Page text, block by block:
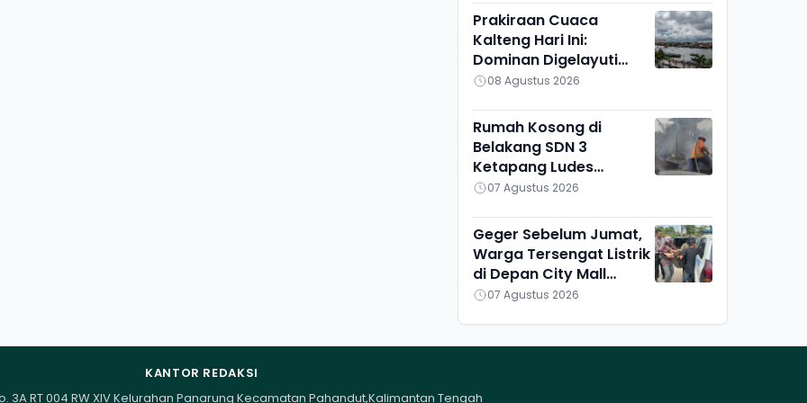
Prakiraan Cuaca
Kalteng Hari Ini:
Dominan Digelayuti
Awan, Hanya Pulang
08 Agustus 2026
Rumah Kosong di
Belakang SDN 3
Ketapang Ludes
Terbakar, Penyebab
07 Agustus 2026
Geger Sebelum Jumat,
Warga Tersengat Listrik
di Depan City Mall
Sampit
07 Agustus 2026
KANTOR REDAKSI
3A RT 004 RW XIV Kelurahan Panarung Kecamatan Pahandut,Kalimantan Tengah